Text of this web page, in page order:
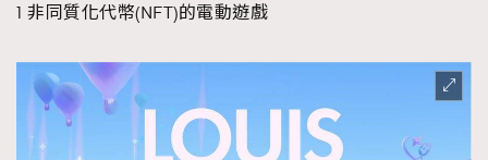
1 非同質化代幣(NFT)的電動遊戲